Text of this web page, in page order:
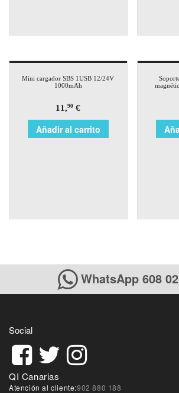
Mini cargador SBS 1USB 12/24V
1000mAh
11,90 €
Añadir al carrito
WhatsApp 608
Social
QI Canarias
Atención al cliente:902 880 188